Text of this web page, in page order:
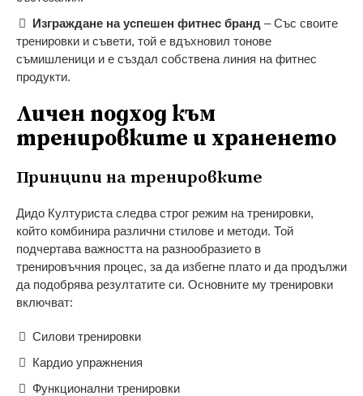
Изграждане на успешен фитнес бранд – Със своите
тренировки и съвети, той е вдъхновил тонове
съмишленици и е създал собствена линия на фитнес
продукти.
Личен подход към
тренировките и храненето
Принципи на тренировките
Дидо Културиста следва строг режим на тренировки,
който комбинира различни стилове и методи. Той
подчертава важността на разнообразието в
тренировъчния процес, за да избегне плато и да продължи
да подобрява резултатите си. Основните му тренировки
включват:
Силови тренировки
Кардио упражнения
Функционални тренировки